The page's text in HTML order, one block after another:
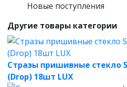
Новые поступления
Другие товары категории
Стразы пришивные стекло
(Drop) 18шт LUX